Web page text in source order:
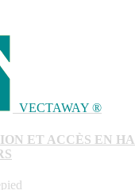
VECTAWAY ®
ET ACCÈS EN